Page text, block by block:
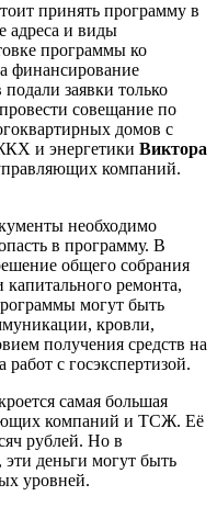
принять программу в
адреса и виды
программы ко
финансирование
заявки только
совещание по
домов с
и энергетики Виктора
компаний.
необходимо
в программу. В
общего собрания
ремонта,
могут быть
кровли,
получения средств на
с госэкспертизой.
самая большая
компаний и ТСЖ. Её
рублей. Но в
деньги могут быть
уровней.